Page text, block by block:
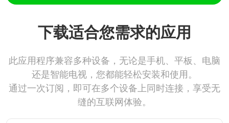
下载适合您需求的应用
此应用程序兼容多种设备，无论是手机、平板、电脑
还是智能电视，您都能轻松安装和使用。
通过一次订阅，即可在多个设备上同时连接，享受无
缝的互联网体验。